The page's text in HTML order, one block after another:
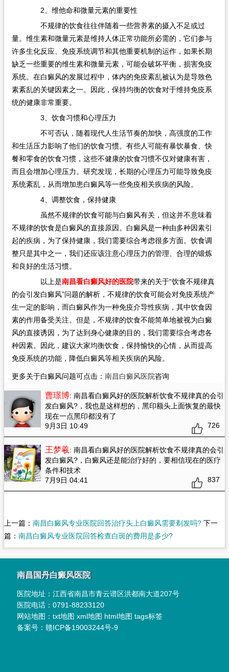
2、维他命和微量元素的重要性
不规律的饮食往往伴随着一些营养素的摄入不足或过
量。维生素和微量元素是维持人体正常功能所必需的，它们参与
许多生化反应、免疫系统调节和其他重要机制的运作，如果长期
缺乏一些重要的维生素和微量元素，可能会破坏平衡，损害免疫
系统。在白癜风的发展过程中，体内的免疫紊乱被认为是导致色
素紊乱的关键因素之一。因此，保持均衡的饮食对于维持免疫系
统的健康非常重要。
3、饮食习惯和心理压力
不可否认，随着现代人生活节奏的加快，高强度的工作
和生活压力影响了他们的饮食习惯。有些人可能有暴饮暴食、快
餐和零食的饮食习惯，这些不健康的饮食习惯不仅对健康有害，
而且会增加心理压力。研究发现，长期的心理压力可能导致免疫
系统紊乱，从而增加患白癜风等一些免疫相关疾病的风险。
4、调整饮食，保持健康
虽然不规律的饮食可能与白癜风有关，但这并不意味着
不规律的饮食是白癜风的直接原因。白癜风是一种由多种因素引
起的疾病，为了保持健康，我们需要综合考虑很多方面。饮食调
整只是其中之一，我们还应该注意心理压力的管理、合理的锻炼
和良好的生活习惯。
以上是南昌看白癜风好的医院带来的关于“饮食不规律真
的会引发白癜风”问题的解析，不规律的饮食可能会对免疫系统产
生一定的影响，而白癜风作为一种免疫介导性疾病，其中饮食因
素的作用备受关注。但是，不规律的饮食不能简单地被视为白癜
风的直接诱因，为了达到身心健康的目的，我们需要综合考虑各
种因素。因此，建议大家均衡饮食，保持愉快的心情，从而提高
免疫系统的功能，降低白癜风等相关疾病的风险。
更多关于白癜风问题可点击： 南昌白癜风医院咨询
曹璟博: 南昌看白癜风好的医院解析饮食不规律真的会引
发白癜风?，我也是这样想的，黑印额头上面恢复的最快
现在一点黑印都没有了
9月3日 10:49
726
王梦羲: 南昌看白癜风好的医院解析饮食不规律真的会引
发白癜风?，白癜风还是能治疗好的，要相信现在的医疗
条件和技术
7月9日 04:41
837
上一篇： 南昌白癜风专业医院回答治疗头上白癜风需要剃发吗?下一
篇： 南昌白癜风专业医院回答检查白斑的费用是多少?
南昌国丹白癜风医院
医院地址：江西省南昌市青云谱区洪都南大道207号
医院电话：0791-88233120
网站地图：txt地图 xml地图 html地图 tags标签
备案号：赣ICP备19003244号-9